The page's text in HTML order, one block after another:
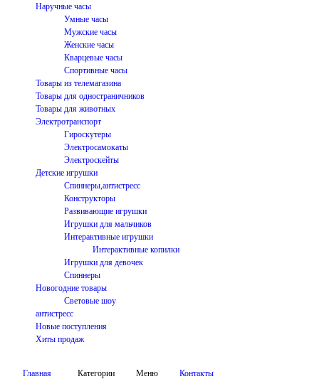
Наручные часы
Умные часы
Мужские часы
Женские часы
Кварцевые часы
Спортивные часы
Товары из телемагазина
Товары для одностраничников
Товары для животных
Электротранспорт
Гироскутеры
Электросамокаты
Электроскейты
Детские игрушки
Спиннеры,антистресс
Конструкторы
Развивающие игрушки
Игрушки для мальчиков
Интерактивные игрушки
Интерактивные копилки
Игрушки для девочек
Спиннеры
Новогодние товары
Световые шоу
антистресс
Новые поступления
Хиты продаж
Главная Категории Меню Контакты